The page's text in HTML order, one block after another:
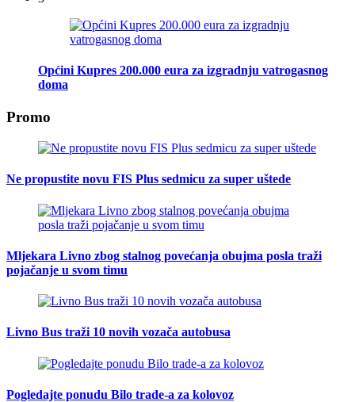
Općini Kupres 200.000 eura za izgradnju vatrogasnog
doma
Promo
Ne propustite novu FIS Plus sedmicu za super uštede
Mljekara Livno zbog stalnog povećanja obujma posla traži
pojačanje u svom timu
Livno Bus traži 10 novih vozača autobusa
Pogledajte ponudu Bilo trade-a za kolovoz